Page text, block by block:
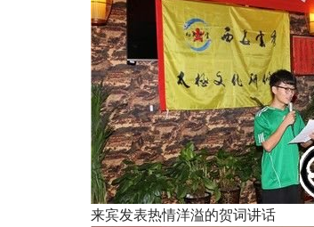
来宾发表热情洋溢的贺词讲话